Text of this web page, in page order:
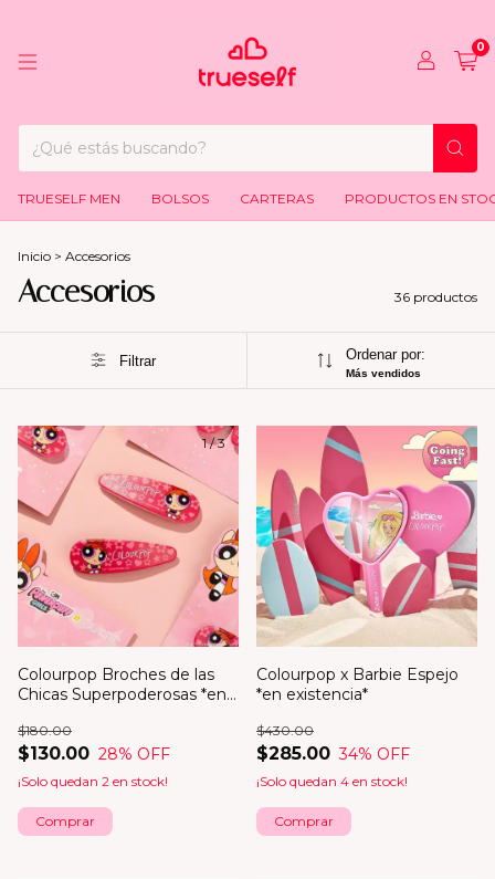
0
TRUESELF MEN BOLSOS CARTERAS PRODUCTOS EN
Inicio > Accesorios
Accesorios 36 productos
Filtrar Ordenar por:
Más vendidos
1/3
Colourpop Broches de las
Chicas Superpoderosas *en
$130.00
$180.00
28% OFF
¡Solo quedan 2 en stock!
Comprar
Colourpop x Barbie Espejo
*en existencia*
$285.00
$430.00
34% OFF
¡Solo quedan 4 en stock!